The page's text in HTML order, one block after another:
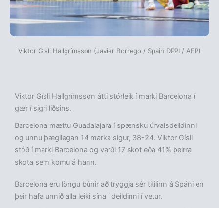
Viktor Gísli Hallgrímsson (Javier Borrego / Spain DPPI / AFP)
Viktor Gísli Hallgrímsson átti stórleik í marki Barcelona í
gær í sigri liðsins.
Barcelona mættu Guadalajara í spænsku úrvalsdeildinni
og unnu þægilegan 14 marka sigur, 38-24. Viktor Gísli
stóð í marki Barcelona og varði 17 skot eða 41% þeirra
skota sem komu á hann.
Barcelona eru löngu búnir að tryggja sér titilinn á Spáni en
þeir hafa unnið alla leiki sína í deildinni í vetur.